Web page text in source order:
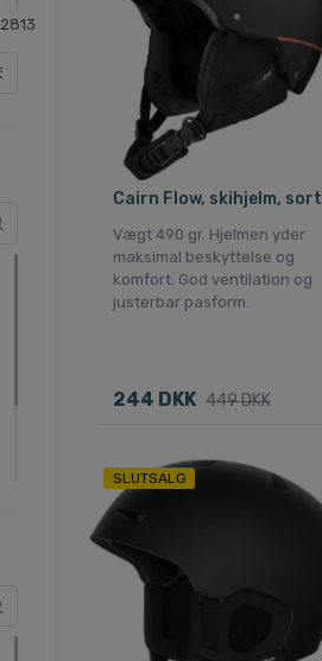
2813
Cairn Flow, skihjelm, sort
Vægt 490 gr. Hjelmen yder
maksimal beskyttelse og
komfort. God ventilation og
justerbar pasform.
244 DKK 449 DKK
SLUTSALG